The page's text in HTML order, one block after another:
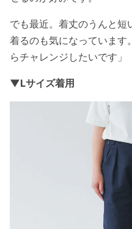
でも最近。着丈のうんと短
着るのも気になっています
らチャレンジしたいです」
▼Lサイズ着用